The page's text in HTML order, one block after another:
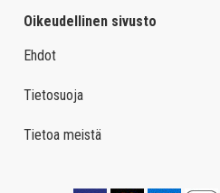
Oikeudellinen sivusto
Ehdot
Tietosuoja
Tietoa meistä